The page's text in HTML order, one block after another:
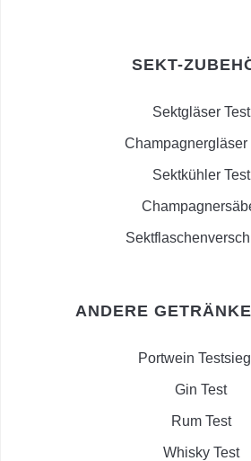
SEKT-
Sektgläser Test
Champagnergläser
Sektkühler Test
ANDERE
Portwein
Gin Test
Rum Test
Whisky Test